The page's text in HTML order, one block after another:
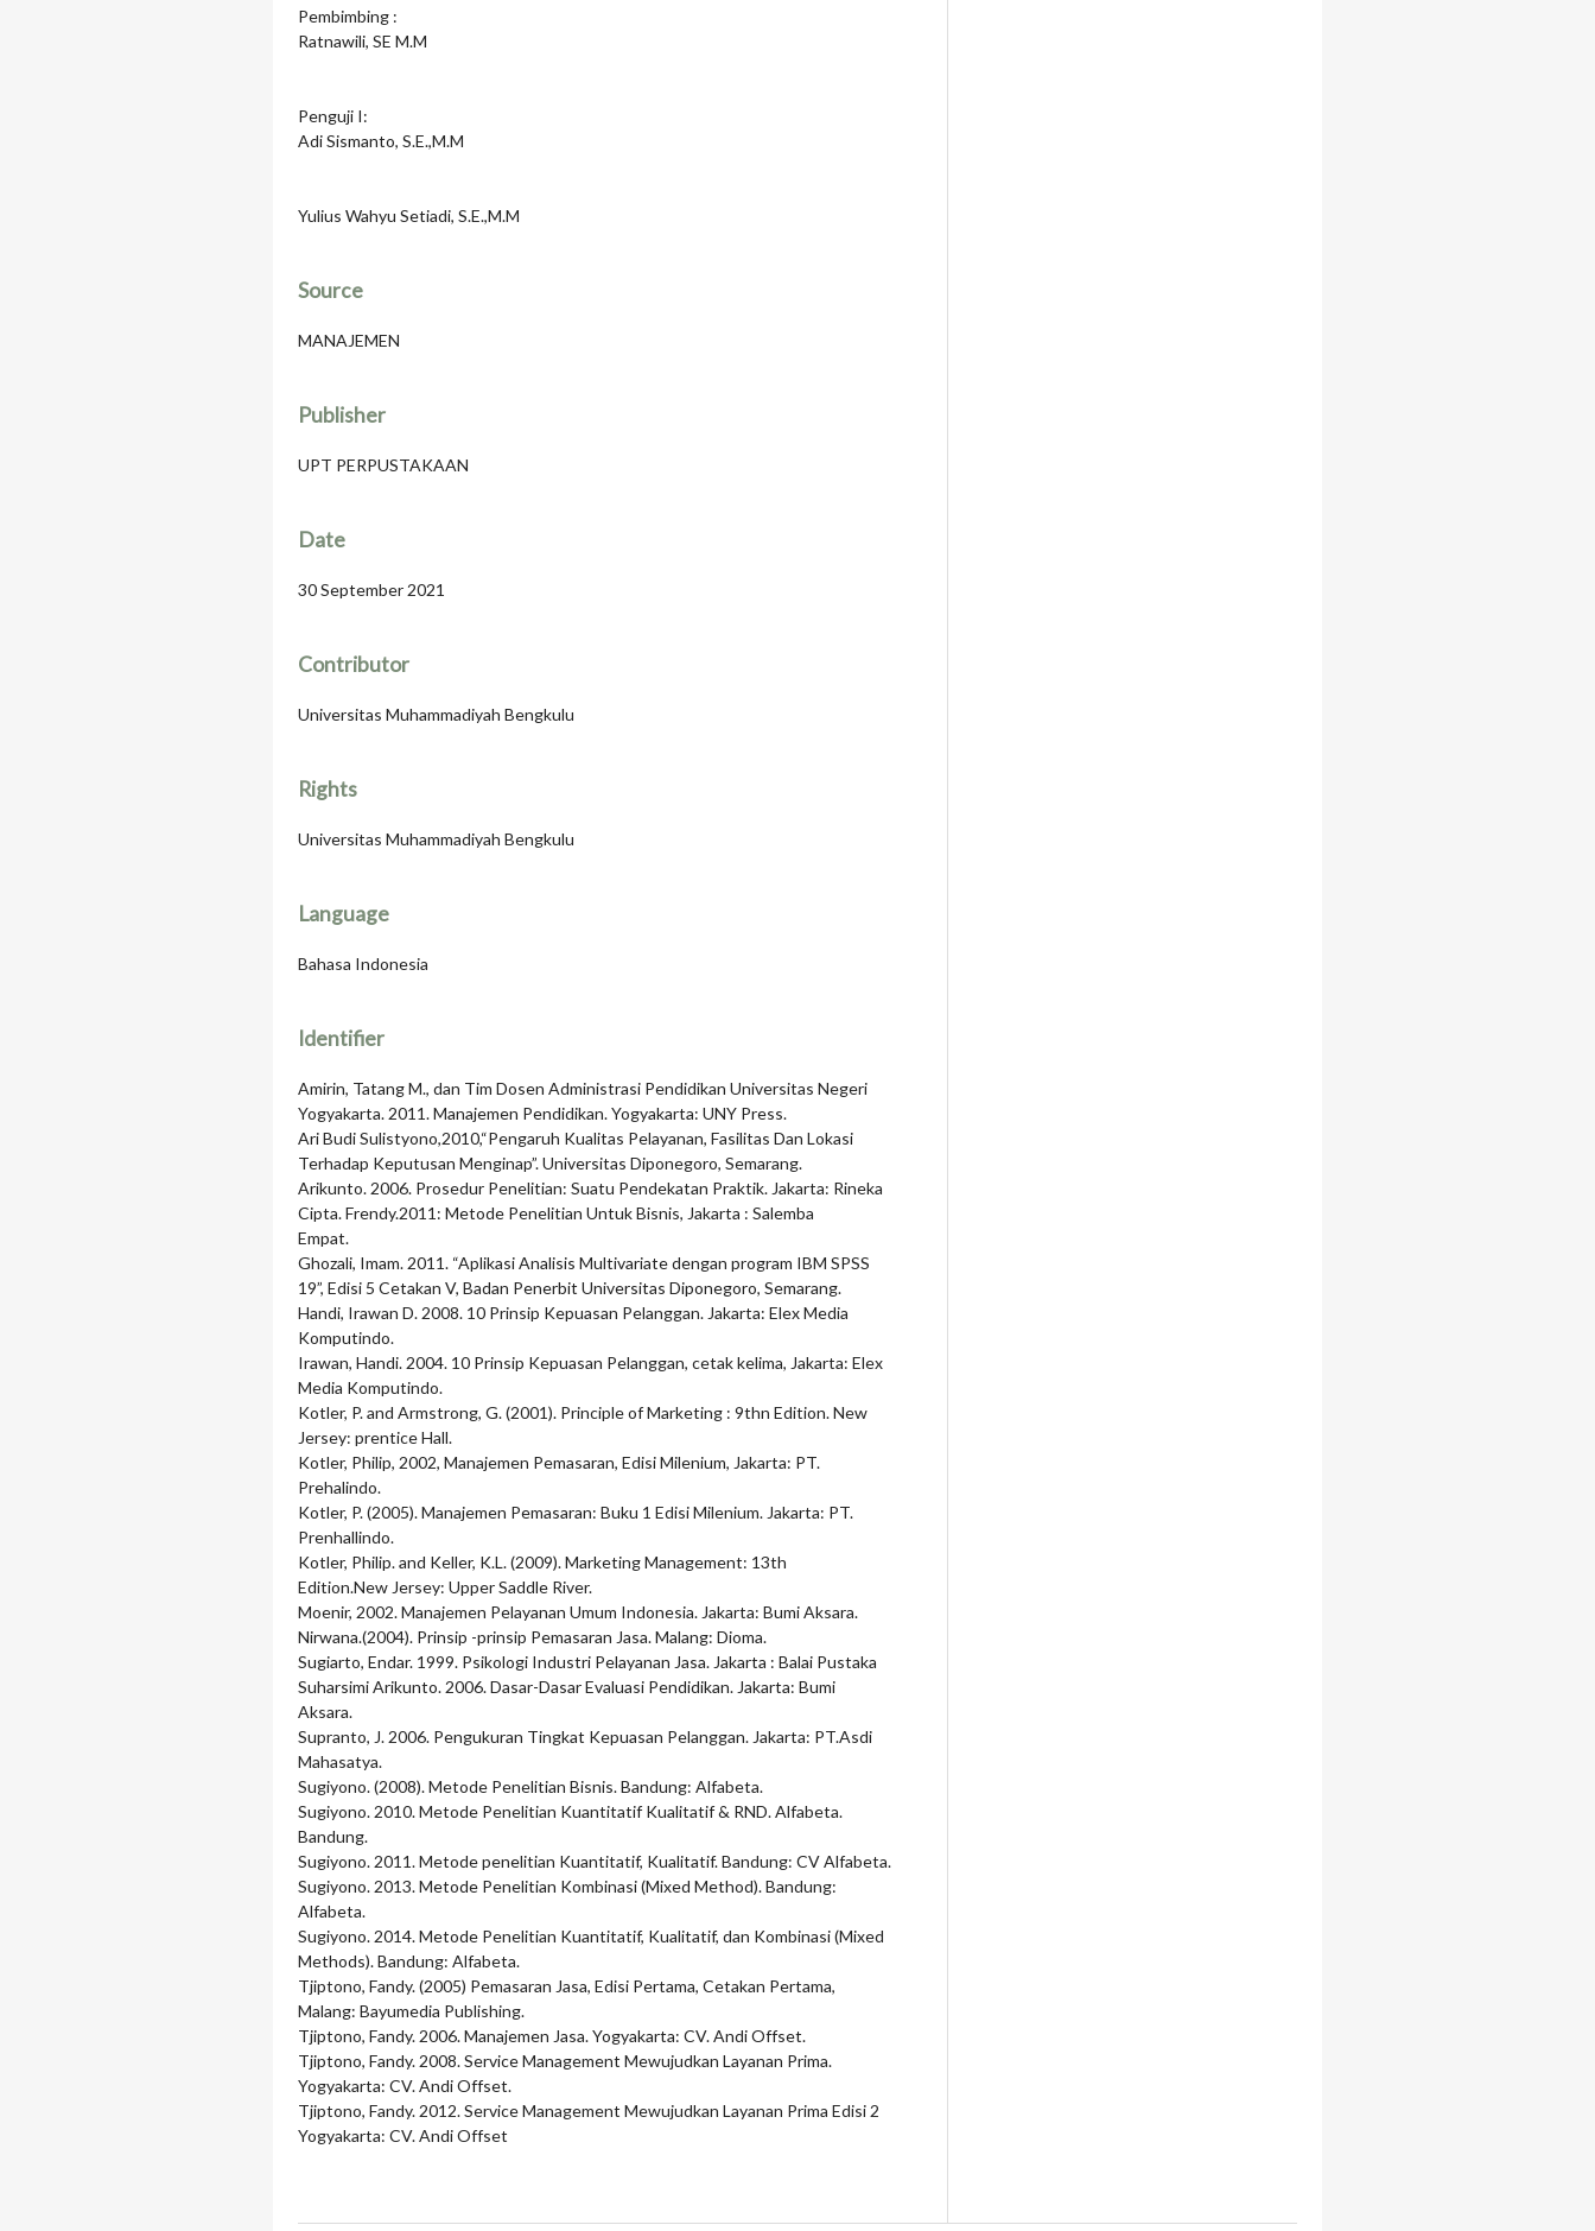
Pembimbing :
Ratnawili, SE M.M
Penguji I:
Adi Sismanto, S.E.,M.M
Yulius Wahyu Setiadi, S.E.,M.M
Source
MANAJEMEN
Publisher
UPT PERPUSTAKAAN
Date
30 September 2021
Contributor
Universitas Muhammadiyah Bengkulu
Rights
Universitas Muhammadiyah Bengkulu
Language
Bahasa Indonesia
Identifier
Amirin, Tatang M., dan Tim Dosen Administrasi Pendidikan Universitas Negeri
Yogyakarta. 2011. Manajemen Pendidikan. Yogyakarta: UNY Press.
Ari Budi Sulistyono,2010,“Pengaruh Kualitas Pelayanan, Fasilitas Dan Lokasi
Terhadap Keputusan Menginap”. Universitas Diponegoro, Semarang.
Arikunto. 2006. Prosedur Penelitian: Suatu Pendekatan Praktik. Jakarta: Rineka
Cipta. Frendy.2011: Metode Penelitian Untuk Bisnis, Jakarta : Salemba
Empat.
Ghozali, Imam. 2011. “Aplikasi Analisis Multivariate dengan program IBM SPSS
19”, Edisi 5 Cetakan V, Badan Penerbit Universitas Diponegoro, Semarang.
Handi, Irawan D. 2008. 10 Prinsip Kepuasan Pelanggan. Jakarta: Elex Media
Komputindo.
Irawan, Handi. 2004. 10 Prinsip Kepuasan Pelanggan, cetak kelima, Jakarta: Elex
Media Komputindo.
Kotler, P. and Armstrong, G. (2001). Principle of Marketing : 9thn Edition. New
Jersey: prentice Hall.
Kotler, Philip, 2002, Manajemen Pemasaran, Edisi Milenium, Jakarta: PT.
Prehalindo.
Kotler, P. (2005). Manajemen Pemasaran: Buku 1 Edisi Milenium. Jakarta: PT.
Prenhallindo.
Kotler, Philip. and Keller, K.L. (2009). Marketing Management: 13th
Edition.New Jersey: Upper Saddle River.
Moenir, 2002. Manajemen Pelayanan Umum Indonesia. Jakarta: Bumi Aksara.
Nirwana.(2004). Prinsip -prinsip Pemasaran Jasa. Malang: Dioma.
Sugiarto, Endar. 1999. Psikologi Industri Pelayanan Jasa. Jakarta : Balai Pustaka
Suharsimi Arikunto. 2006. Dasar-Dasar Evaluasi Pendidikan. Jakarta: Bumi
Aksara.
Supranto, J. 2006. Pengukuran Tingkat Kepuasan Pelanggan. Jakarta: PT.Asdi
Mahasatya.
Sugiyono. (2008). Metode Penelitian Bisnis. Bandung: Alfabeta.
Sugiyono. 2010. Metode Penelitian Kuantitatif Kualitatif & RND. Alfabeta.
Bandung.
Sugiyono. 2011. Metode penelitian Kuantitatif, Kualitatif. Bandung: CV Alfabeta.
Sugiyono. 2013. Metode Penelitian Kombinasi (Mixed Method). Bandung:
Alfabeta.
Sugiyono. 2014. Metode Penelitian Kuantitatif, Kualitatif, dan Kombinasi (Mixed
Methods). Bandung: Alfabeta.
Tjiptono, Fandy. (2005) Pemasaran Jasa, Edisi Pertama, Cetakan Pertama,
Malang: Bayumedia Publishing.
Tjiptono, Fandy. 2006. Manajemen Jasa. Yogyakarta: CV. Andi Offset.
Tjiptono, Fandy. 2008. Service Management Mewujudkan Layanan Prima.
Yogyakarta: CV. Andi Offset.
Tjiptono, Fandy. 2012. Service Management Mewujudkan Layanan Prima Edisi 2
Yogyakarta: CV. Andi Offset